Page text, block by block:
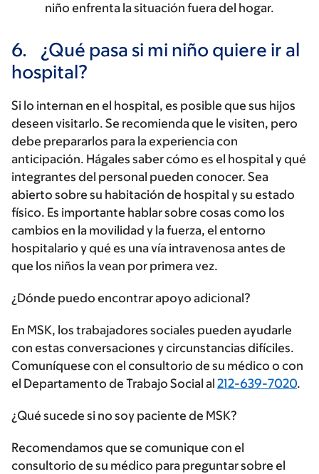
niño enfrenta la situación fuera del hogar.
6.
¿Qué pasa si mi niño quiere ir al
hospital?
Si lo internan en el hospital, es posible que sus hijos
deseen visitarlo. Se recomienda que le visiten, pero
debe prepararlos para la experiencia con
anticipación. Hágales saber cómo es el hospital y qué
integrantes del personal pueden conocer. Sea
abierto sobre su habitación de hospital y su estado
físico. Es importante hablar sobre cosas como los
cambios en la movilidad y la fuerza, el entorno
hospitalario y qué es una vía intravenosa antes de
que los niños la vean por primera vez.
¿Dónde puedo encontrar apoyo adicional?
En MSK, los trabajadores sociales pueden ayudarle
con estas conversaciones y circunstancias difíciles.
Comuníquese con el consultorio de su médico o con
el Departamento de Trabajo Social al 212-639-7020.
¿Qué sucede si no soy paciente de MSK?
Recomendamos que se comunique con el
consultorio de su médico para preguntar sobre el